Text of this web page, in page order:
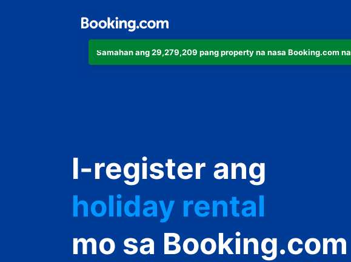
Samahan ang 29,279,209 pang property na nasa Booking.com na
I-register ang
hotel
holiday rental
guest house
mo sa Booking.com